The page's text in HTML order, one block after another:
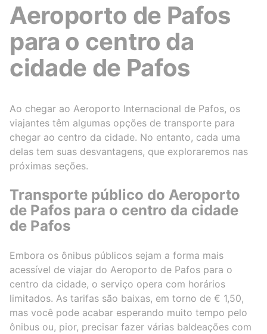
Aeroporto de Pafos
para o centro da
cidade de Pafos
Ao chegar ao Aeroporto Internacional de Pafos, os
viajantes têm algumas opções de transporte para
chegar ao centro da cidade. No entanto, cada uma
delas tem suas desvantagens, que exploraremos nas
próximas seções.
Transporte público do Aeroporto
de Pafos para o centro da cidade
de Pafos
Embora os ônibus públicos sejam a forma mais
acessível de viajar do Aeroporto de Pafos para o
centro da cidade, o serviço opera com horários
limitados. As tarifas são baixas, em torno de € 1,50,
mas você pode acabar esperando muito tempo pelo
ônibus ou, pior, precisar fazer várias baldeações com